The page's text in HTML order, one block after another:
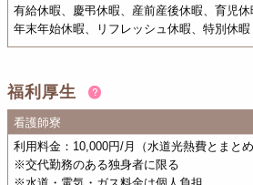
有給休暇、慶弔休暇、産前産後休暇、育児休
年末年始休暇、リフレッシュ休暇、特別休暇
福利厚生
看護師寮
利用料金：10,000円/月（水道光熱費とまと
※交代勤務のある独身者に限る